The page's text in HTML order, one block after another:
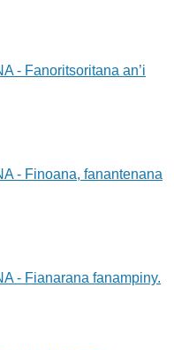
- Fanoritsoritana an’i
- Finoana, fanantenana
- Fianarana fanampiny.